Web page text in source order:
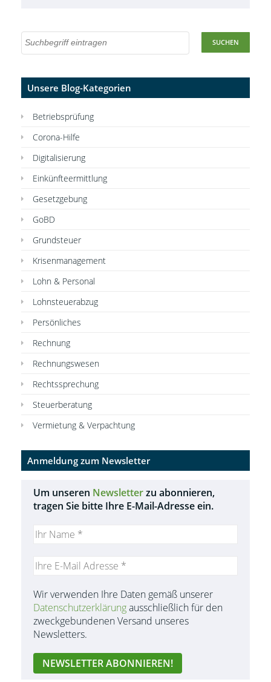
Unsere Blog-Kategorien
Betriebsprüfung
Corona-Hilfe
Digitalisierung
Einkünfteermittlung
Gesetzgebung
GoBD
Grundsteuer
Krisenmanagement
Lohn & Personal
Lohnsteuerabzug
Persönliches
Rechnung
Rechnungswesen
Rechtssprechung
Steuerberatung
Vermietung & Verpachtung
Anmeldung zum Newsletter
Um unseren Newsletterzu abonnieren,
tragen Sie bitte Ihre E-Mail-Adresse ein.
Wir verwenden Ihre Daten gemäß unserer
Datenschutzerklärungausschließlich für den
zweckgebundenen Versand unseres
Newsletters.